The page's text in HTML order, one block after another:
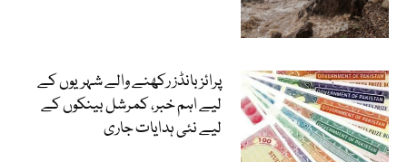
پرائز بانڈز رکھنے والے شہریوں کے
لیے اہم خبر، کمرشل بینکوں کے
لیے نئی ہدایات جاری